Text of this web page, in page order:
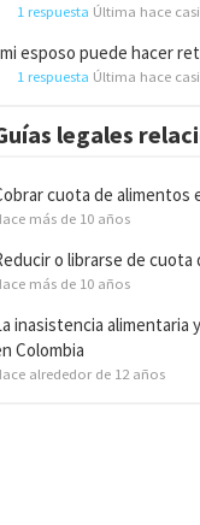
1 respuesta Última hace
esposo puede hacer
1 respuesta Última hace
legales
cuota de alimentos
más de 10 años
o librarse de cuota
más de 10 años
inasistencia alimentaria
Colombia
alrededor de 12 años